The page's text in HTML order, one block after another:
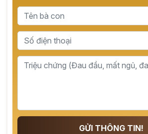
GỬI THÔNG TIN!